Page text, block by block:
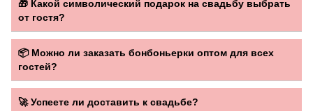
подберём формат и согласуем условия.
имена, дата, «Спасибо, что были с нами» или любой
другой короткий текст. Укажите в комментарии при заказе.
🎁 Какой символический подарок на свадьбу выбрать
от гостя?
Подарочный наборBerry Bar илидубайский шоколадс
персональной надписью — вкусный, красивый и по-
настоящему личный вариант вместо конверта.
📦 Можно ли заказать бонбоньерки оптом для всех
гостей?
Да. Напишите нам количество гостей — согласуем формат,
надпись и условия для большого заказа. Рекомендуем
🚀 Успеете ли доставить к свадьбе?